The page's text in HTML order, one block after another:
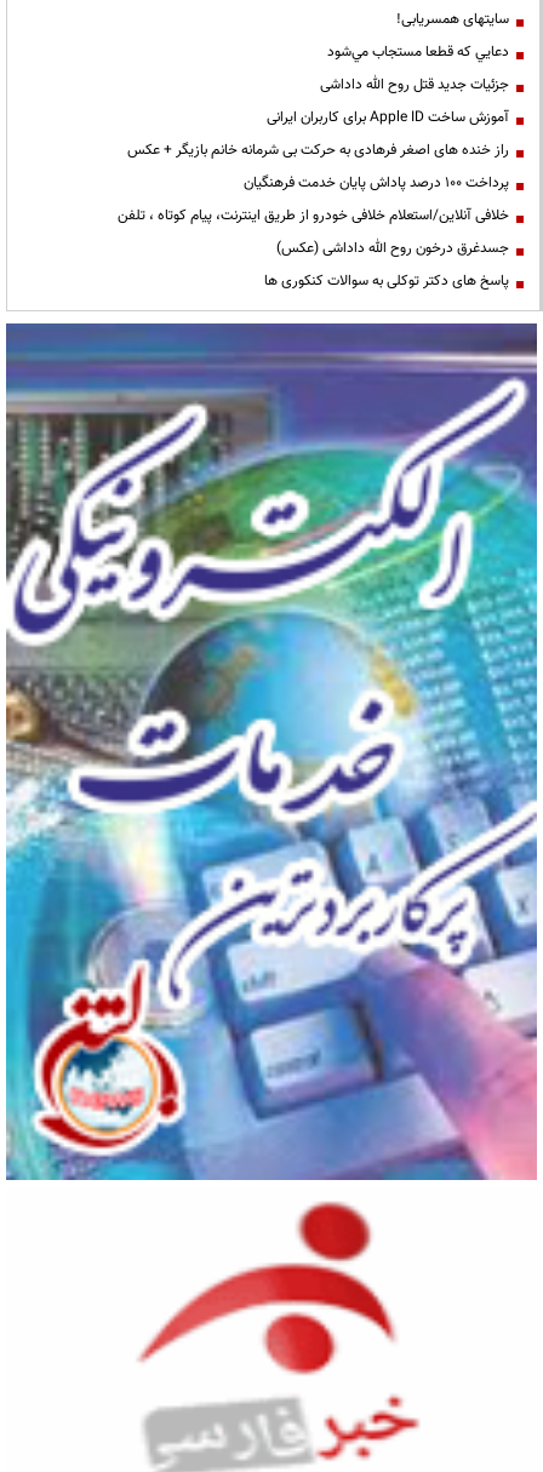
سایتهای همسریابی!
دعايي كه قطعا مستجاب مي‌شود
جزئیات جدید قتل روح الله داداشی
آموزش ساخت Apple ID برای کاربران ایرانی
راز خنده های اصغر فرهادی به حرکت بی شرمانه خانم بازیگر + عکس
پرداخت ۱۰۰ درصد پاداش پایان خدمت فرهنگیان
خلافی آنلاین/استعلام خلافی خودرو از طریق اینترنت، پیام کوتاه ، تلفن
جسدغرق درخون روح الله داداشی (عکس)
پاسخ های دکتر توکلی به سوالات کنکوری ها